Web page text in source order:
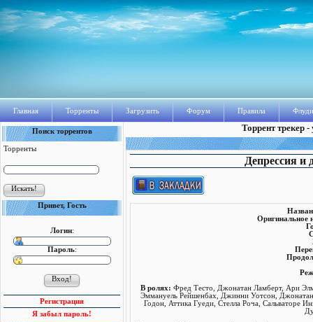
Главная Торренты Загрузить Форум Правила
Поиск торрентов
Торренты
Привет, Гость
Логин:
Пароль:
Регистрация
Я забыл пароль!
Торрент трекер
Депрессия и
Оригинальное
В ролях: Фред Тесто, Джонатан Ламберт, Ари
Эммануель Рейшенбах, Джинни Уотсон,
Годон, Аттика Гуеди, Стелла Роча, Сальваторе